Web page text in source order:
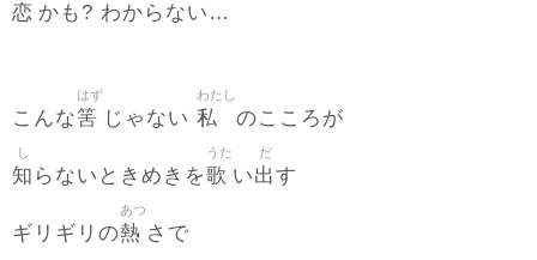
恋 かも? わからない…
こんな筈
はず
じゃない 私
わたし
のこころが
知
し
らないときめきを歌
うた
い出
だ
す
ギリギリの熱
あつ
さで